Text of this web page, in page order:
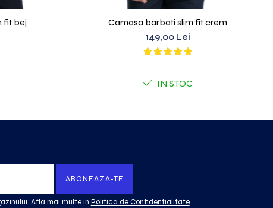
fit bej Camasa barbati slim fit crem
149,00 Lei
IN STOC
Afla mai multe in Politica de Confidentialitate